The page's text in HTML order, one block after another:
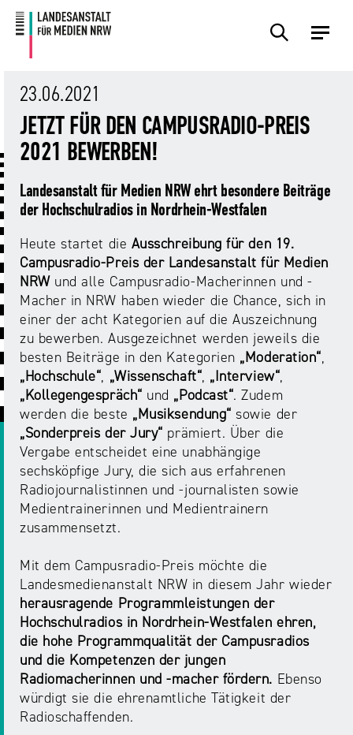
Zum
Inhalt
Zur
Navigation
Themen
Übersicht
Hass
Sexting.
Missbrauch.
KI
in
der
Medienaufsicht
Intermediäre
Europa
in
der
Medienregulierung
Audio
Desinformation
Medienvielfalt
am
Standort
NRW
Events
Übersicht
Audiopreis
Audio
NRW
Campusradio-
Preis
Growth
Day
Laut-
und-
Klar-
Festival
Medienkarriere
NRW
Medienscouts
Convention
Medienversammlung
Preis
Service
Übersicht
Angebote
Angebote
Übersicht
Frage?
Wir
antworten!
Eltern
und
Medien
Internet-
ABC
#äsch-
Tecks
Juuuport
NRWision
FLIMMO
Info-
und
Lehrmaterial
Forschung
Förderungen
und
Ausschreibungen
Datenschutzaufsicht
Über
Übersicht
Die
Landesanstalt
für
Medien
NRW
Aufsicht
Regulierung
Regulierung
Übersicht
TV
und
Streaming
Plattformen
Übersicht
Für
Anbietende
von
Medienplattformen
und
Benutzeroberflächen
Rechtsgrundlagen
Berichte
Medienkommission
Die
Übersicht
Der
Vorsitzende
Kontakt
&
Anfahrt
Presse
Übersicht
Pressemitteilungen
Presseverteiler
Öffentliche
Bekanntmachungen
Download-
Bereich
23.06.2021
JETZT FÜR DEN CAMPUSRADIO-PREIS
2021 BEWERBEN!
Landesanstalt für Medien NRW ehrt besondere Beiträge
der Hochschulradios in Nordrhein-Westfalen
Heute startet die Ausschreibung für den 19.
Campusradio-Preis der Landesanstalt für Medien
NRWund alle Campusradio-Macherinnen und -
Macher in NRW haben wieder die Chance, sich in
einer der acht Kategorien auf die Auszeichnung
zu bewerben. Ausgezeichnet werden jeweils die
besten Beiträge in den Kategorien „Moderation“,
„Hochschule“, „Wissenschaft“, „Interview“,
„Kollegengespräch“ und „Podcast“. Zudem
werden die beste „Musiksendung“ sowie der
„Sonderpreis der Jury“ prämiert. Über die
Vergabe entscheidet eine unabhängige
sechsköpfige Jury, die sich aus erfahrenen
Radiojournalistinnen und -journalisten sowie
Medientrainerinnen und Medientrainern
zusammensetzt.
Mit dem Campusradio-Preis möchte die
Landesmedienanstalt NRW in diesem Jahr wieder
herausragende Programmleistungen der
Hochschulradios in Nordrhein-Westfalen ehren,
die hohe Programmqualität der Campusradios
und die Kompetenzen der jungen
Radiomacherinnen und -macher fördern. Ebenso
würdigt sie die ehrenamtliche Tätigkeit der
Radioschaffenden.